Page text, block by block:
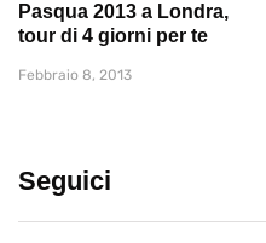
Pasqua 2013 a Londra,
tour di 4 giorni per te
Febbraio 8, 2013
Seguici